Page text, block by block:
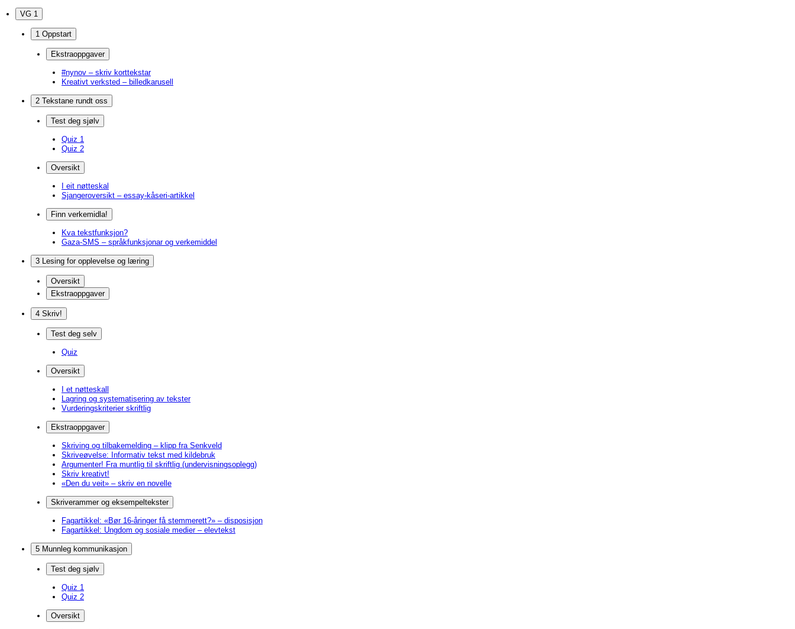
VG 1
1 Oppstart
Ekstraoppgaver
#nynov – skriv korttekstar
Kreativt verksted – billedkarusell
2 Tekstane rundt oss
Test deg sjølv
Quiz 1
Quiz 2
Oversikt
I eit nøtteskal
Sjangeroversikt – essay-kåseri-artikkel
Finn verkemidla!
Kva tekstfunksjon?
Gaza-SMS – språkfunksjonar og verkemiddel
3 Lesing for opplevelse og læring
Oversikt
Ekstraoppgaver
4 Skriv!
Test deg selv
Quiz
Oversikt
I et nøtteskall
Lagring og systematisering av tekster
Vurderingskriterier skriftlig
Ekstraoppgaver
Skriving og tilbakemelding – klipp fra Senkveld
Skriveøvelse: Informativ tekst med kildebruk
Argumenter! Fra muntlig til skriftlig (undervisningsoplegg)
Skriv kreativt!
«Den du veit» – skriv en novelle
Skriverammer og eksempeltekster
Fagartikkel: «Bør 16-åringer få stemmerett?» – disposisjon
Fagartikkel: Ungdom og sosiale medier – elevtekst
5 Munnleg kommunikasjon
Test deg sjølv
Quiz 1
Quiz 2
Oversikt